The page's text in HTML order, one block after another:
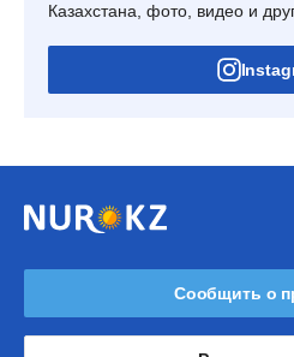
Казахстана, фото, видео и
Сообщить о